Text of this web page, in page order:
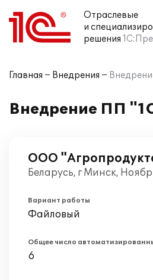
Отраслевые
и
решения
Главная Внедрения
Внедрение ПП
ООО
Беларусь, г Минск,
Вариант работы
Файловый
Общее число
6